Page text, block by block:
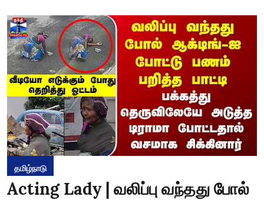
தமிழ்நாடு
Acting Lady | வலிப்பு வந்தது போல்